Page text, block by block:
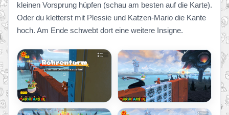
kleinen Vorsprung hüpfen (schau am besten auf die Karte).
Oder du kletterst mit Plessie und Katzen-Mario die Kante
hoch. Am Ende schwebt dort eine weitere Insigne.